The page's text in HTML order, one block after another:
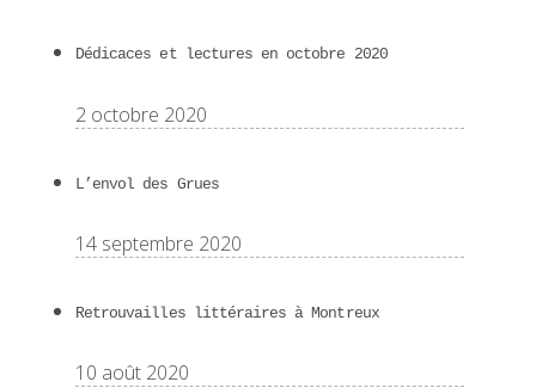
Dédicaces et lectures en octobre 2020
2 octobre 2020
L’envol des Grues
14 septembre 2020
Retrouvailles littéraires à Montreux
10 août 2020